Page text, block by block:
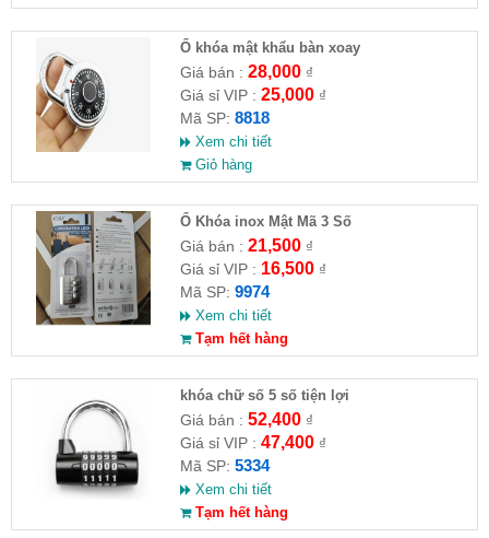
Ổ khóa mật khẩu bàn xoay
Giá bán : 28,000₫
Giá sỉ VIP : 25,000₫
Mã SP: 8818
Xem chi tiết
Giỏ hàng
Ổ Khóa inox Mật Mã 3 Số
Giá bán : 21,500₫
Giá sỉ VIP : 16,500₫
Mã SP: 9974
Xem chi tiết
Tạm hết hàng
khóa chữ số 5 số tiện lợi
Giá bán : 52,400₫
Giá sỉ VIP : 47,400₫
Mã SP: 5334
Xem chi tiết
Tạm hết hàng